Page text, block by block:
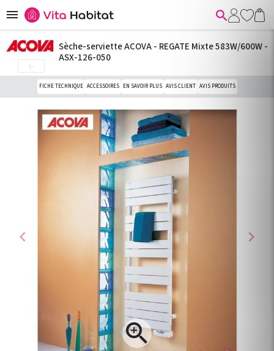
 
chevron_left

chevron_right
Sèche-serviette ACOVA - REGATE Mixte 583W/600W -
ASX-126-050
FICHE TECHNIQUE ACCESSOIRES EN SAVOIR PLUS AVIS CLIENT AVIS PRODUITS